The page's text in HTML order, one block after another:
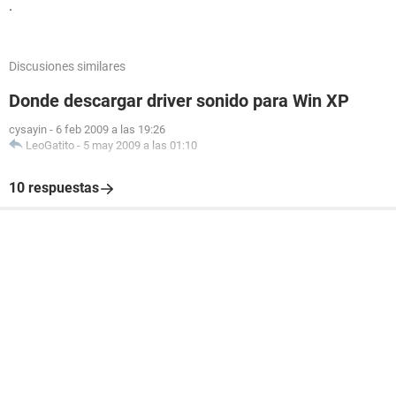
.
Discusiones similares
Donde descargar driver sonido para Win XP
cysayin - 6 feb 2009 a las 19:26
LeoGatito - 5 may 2009 a las 01:10
10 respuestas